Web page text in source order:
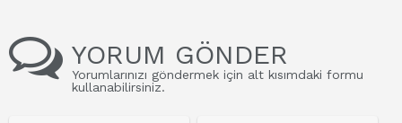
YORUM GÖNDER
Yorumlarınızı göndermek için alt kısımdaki formu
kullanabilirsiniz.